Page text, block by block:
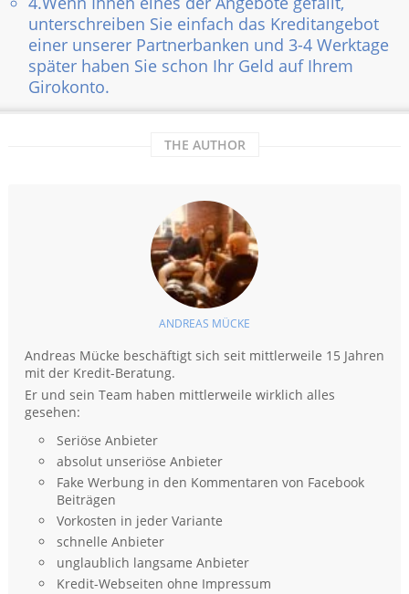
unterschreiben Sie einfach das Kreditangebot
einer unserer Partnerbanken und 3-4 Werktage
später haben Sie schon Ihr Geld auf Ihrem
Girokonto.
THE AUTHOR
ANDREAS MÜCKE
Andreas Mücke beschäftigt sich seit mittlerweile 15 Jahren
mit der Kredit-Beratung.
Er und sein Team haben mittlerweile wirklich alles
gesehen:
Seriöse Anbieter
absolut unseriöse Anbieter
Fake Werbung in den Kommentaren von Facebook
Beiträgen
Vorkosten in jeder Variante
schnelle Anbieter
unglaublich langsame Anbieter
Kredit-Webseiten ohne Impressum